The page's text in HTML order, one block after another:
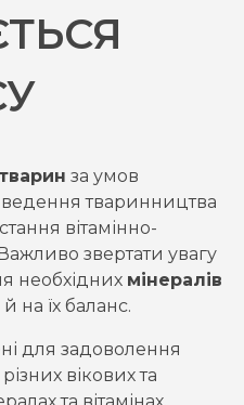
за умов
ведення тваринництва
вітамінно-
звертати увагу
необхідних мінералів
й на їх баланс.
для задоволення
різних вікових та